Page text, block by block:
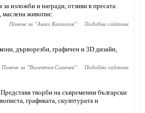
изложби и награди, отзиви в пресата.
маслена живопис.
Повече за "Ангел Китипов" Подобни сайтове
дърворезби, графичен и 3D дизайн,
Повече за "Валентин Славчев" Подобни сайтове
творби на съвременни български
графиката, скулптурата и